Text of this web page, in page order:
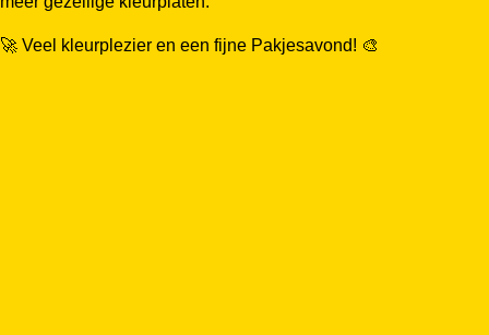
🚀 Veel kleurplezier en een fijne Pakjesavond! 🎨